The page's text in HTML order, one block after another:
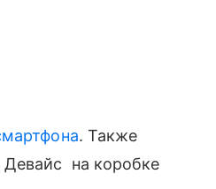
. Также
Девайс на коробке